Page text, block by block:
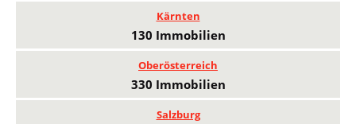
Kärnten
130 Immobilien
Oberösterreich
330 Immobilien
Salzburg